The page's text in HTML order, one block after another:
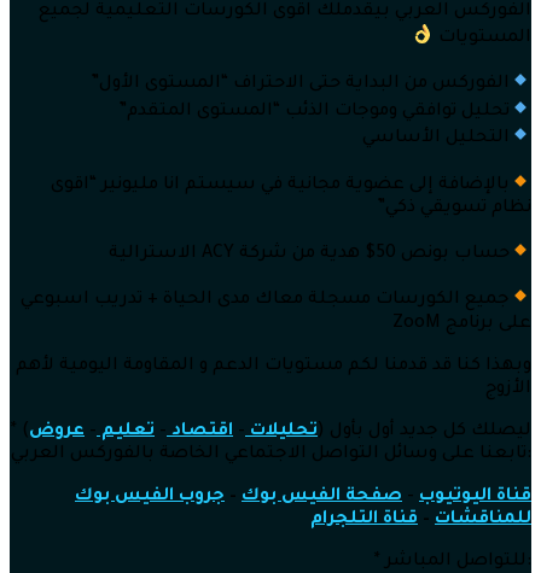
الفوركس العربي بيقدملك اقوى الكورسات التعليمية لجميع
المستويات
الفوركس من البداية حتى الاحتراف “المستوى الأول”
تحليل توافقي وموجات الذئب “المستوى المتقدم”
التحليل الأساسي
بالإضافة إلى عضوية مجانية في سيستم انا مليونير “اقوى
نظام تسويقي ذكي”
حساب بونص 50$ هدية من شركة ACY الاسترالية
جميع الكورسات مسجلة معاك مدى الحياة + تدريب اسبوعي
على برنامج ZooM
وبهذا كنا قد قدمنا لكم مستويات الدعم و المقاومة اليومية لأهم
الأزوج
* ليصلك كل جديد أول بأول (تحليلات– اقتصاد– تعليم– عروض)
تابعنا على وسائل التواصل الاجتماعي الخاصة بالفوركس العربي:
قناة اليوتيوب – صفحة الفيس بوك – جروب الفيس بوك
للمناقشات – قناة التلجرام
* للتواصل المباشر: